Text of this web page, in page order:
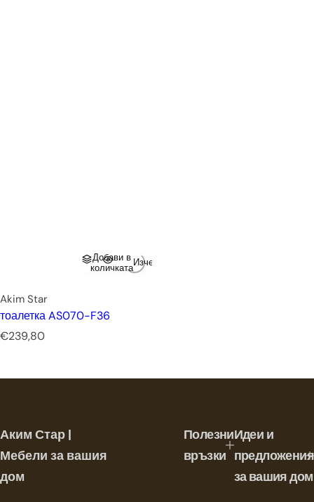
Добави в
количкатаИзчерпано
Akim Star
тоалетка AS070-F36
Р
о
ц
е
а
€239,80
Аким Стар |
Мебели за вашия
дом
Полезни
връзки
Идеи и
предложения
за вашия дом